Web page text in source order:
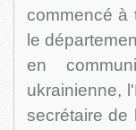
commencé à
le
en
ukrainienne,
secrétaire de